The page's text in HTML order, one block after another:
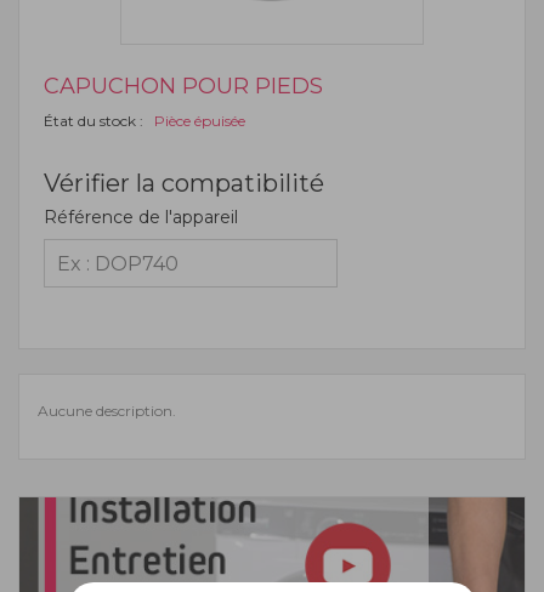
CAPUCHON POUR PIEDS
État du stock : Pièce épuisée
Vérifier la compatibilité
Référence de l'appareil
Aucune description.